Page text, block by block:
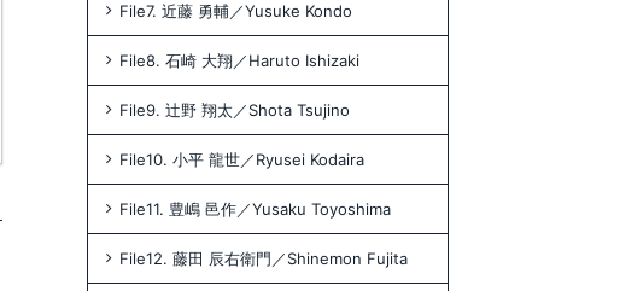
File7. 近藤 勇輔／Yusuke Kondo
File8. 石崎 大翔／Haruto Ishizaki
File9. 辻野 翔太／Shota Tsujino
File10. 小平 龍世／Ryusei Kodaira
File11. 豊嶋 邑作／Yusaku Toyoshima
File12. 藤田 辰右衛門／Shinemon Fujita